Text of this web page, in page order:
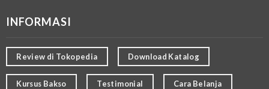
INFORMASI
Review di Tokopedia Download Katalog
Kursus Bakso Testimonial Cara Belanja